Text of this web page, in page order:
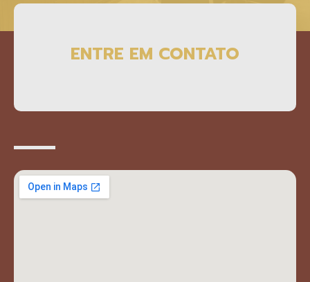
ENTRE EM CONTATO